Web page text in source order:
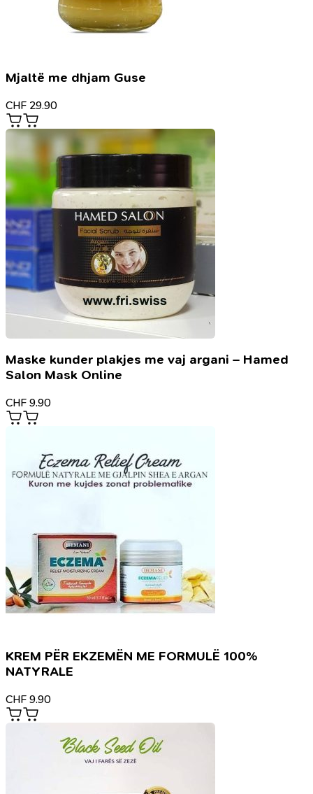
Mjaltë me dhjam Guse
CHF 29.90
Maske kunder plakjes me vaj argani – Hamed
Salon Mask Online
CHF 9.90
KREM PËR EKZEMËN ME FORMULË 100%
NATYRALE
CHF 9.90